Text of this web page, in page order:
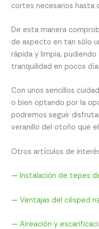
cortes necesarios hasta
De esta manera
de aspecto en tan sólo
rápida y limpia,
tranquilidad en pocos
Con unos sencillos
o bien optando por la
podremos seguir
veranillo del otoño que
Otros artículos de
—Instalación de tepes
—Ventajas del césped
—Aireación y